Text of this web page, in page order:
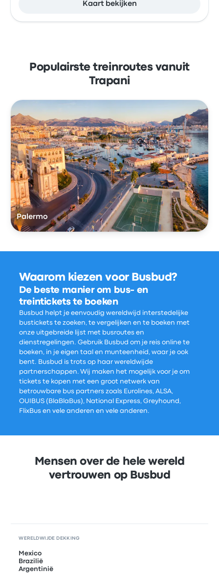
Kaart bekijken
Populairste treinroutes vanuit
Trapani
Palermo
Waarom kiezen voor Busbud?
De beste manier om bus- en
treintickets te boeken
Busbud helpt je eenvoudig wereldwijd interstedelijke
bustickets te zoeken, te vergelijken en te boeken met
onze uitgebreide lijst met busroutes en
dienstregelingen. Gebruik Busbud om je reis online te
boeken, in je eigen taal en munteenheid, waar je ook
bent. Busbud is trots op haar wereldwijde
partnerschappen. Wij maken het mogelijk voor je om
tickets te kopen met een groot netwerk van
betrouwbare bus partners zoals Eurolines, ALSA,
OUIBUS (BlaBlaBus), National Express, Greyhound,
FlixBus en vele anderen en vele anderen.
Mensen over de hele wereld
vertrouwen op Busbud
WERELDWIJDE DEKKING
Mexico
Brazilië
Argentinië